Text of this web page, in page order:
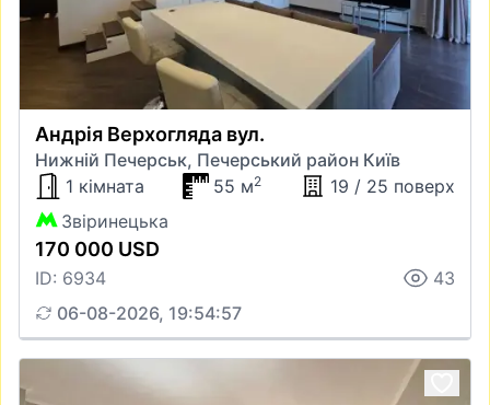
Андрія Верхогляда вул.
Нижній Печерськ, Печерський район Київ
1 кімната
55 м2
19 / 25 поверх
Звіринецька
170 000 USD
ID: 6934
43
06-08-2026, 19:54:57